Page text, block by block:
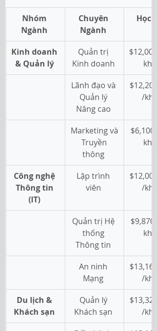
Nhóm
Ngành
Chuyên
Ngành
Học
Kinh doanh
& Quản lý
Quản trị
Kinh doanh
Lãnh đạo và
Quản lý
Nâng cao
$12,200
/
Marketing và
Truyền
thông
$6,100
Công nghệ
Thông tin
(IT)
Lập trình
viên
$12,000
/
Quản trị Hệ
thống
Thông tin
$9,870
An ninh
Mạng
$13,160
/
Du lịch &
Khách sạn
Quản lý
Khách sạn
$13,320
/